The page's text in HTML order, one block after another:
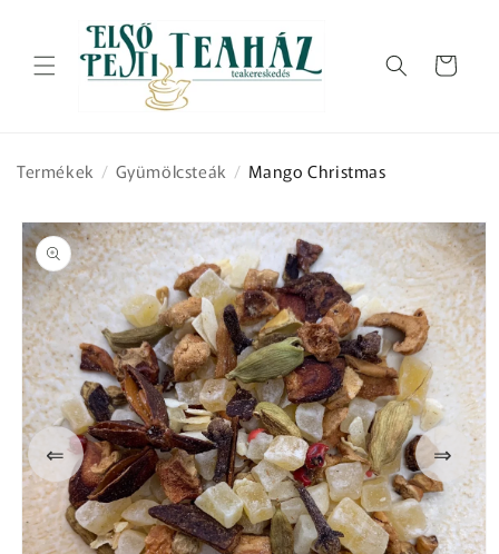
tartalomhoz
Kosár
Termékek / Gyümölcsteák / Mango Christmas
⇐
Kihagyás, és
ugrás a
termékadatokra
⇒